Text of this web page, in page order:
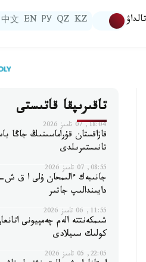
تالداۋ KZ
QZ
РУ
EN
中文
تاقىرىپقا قاتىستى
18:04, 07 تامىز 2026
قازاقستان قۇراماسىنىڭ جاڭا
تانىستىرىلدى
08:55, 07 تامىز 2026
جانىبەك ءالىمحان ۇلى ا ق ش-
دايىندالىپ جاتىر
11:55, 06 تامىز 2026
شىمكەنتتە الەم چەمپيونى
كولىك سىيلادى
22:05, 05 تامىز 2026